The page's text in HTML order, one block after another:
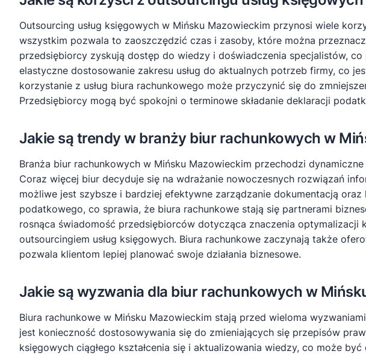
Outsourcing usług księgowych w Mińsku Mazowieckim przynosi wiele
wszystkim pozwala to zaoszczędzić czas i zasoby, które można
przedsiębiorcy zyskują dostęp do wiedzy i doświadczenia specjalistów,
elastyczne dostosowanie zakresu usług do aktualnych potrzeb firmy, co
korzystanie z usług biura rachunkowego może przyczynić się do
Przedsiębiorcy mogą być spokojni o terminowe składanie deklaracji
Jakie są trendy w branży biur rachunkowych w
Branża biur rachunkowych w Mińsku Mazowieckim przechodzi
Coraz więcej biur decyduje się na wdrażanie nowoczesnych rozwiązań
możliwe jest szybsze i bardziej efektywne zarządzanie dokumentacją
podatkowego, co sprawia, że biura rachunkowe stają się partnerami
rosnąca świadomość przedsiębiorców dotycząca znaczenia
outsourcingiem usług księgowych. Biura rachunkowe zaczynają także
pozwala klientom lepiej planować swoje działania biznesowe.
Jakie są wyzwania dla biur rachunkowych w
Biura rachunkowe w Mińsku Mazowieckim stają przed wieloma
jest konieczność dostosowywania się do zmieniających się przepisów
księgowych ciągłego kształcenia się i aktualizowania wiedzy, co może